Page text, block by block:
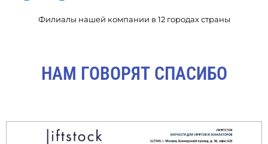
Филиалы нашей компании в 12 городах страны
НАМ ГОВОРЯТ СПАСИБО